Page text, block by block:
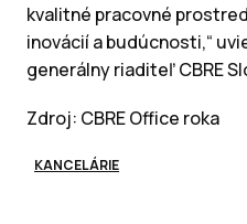
kvalitné pracovné
inovácií a budúcnosti,“
generálny riaditeľ CBRE
Zdroj: CBRE Office roka
KANCELÁRIE